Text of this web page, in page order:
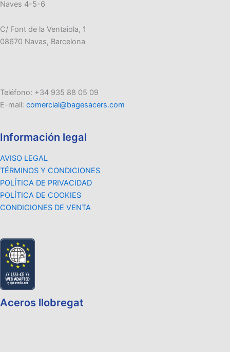
Naves 4-5-6
C/ Font de la Ventaiola, 1
08670 Navas, Barcelona
Teléfono: +34 935 88 05 09
E-mail: comercial@bagesacers.com
Información legal
AVISO LEGAL
TÉRMINOS Y CONDICIONES
POLÍTICA DE PRIVACIDAD
POLÍTICA DE COOKIES
CONDICIONES DE VENTA
Aceros llobregat